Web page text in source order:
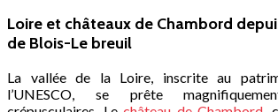
Loire et châteaux de Chambord
de Blois-Le breuil
La vallée de la Loire, inscrite au
l’UNESCO, se prête